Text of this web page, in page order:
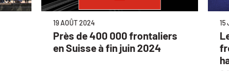
19 AOÛT 2024
Près de 400 000 frontaliers
en Suisse à fin juin 2024
15